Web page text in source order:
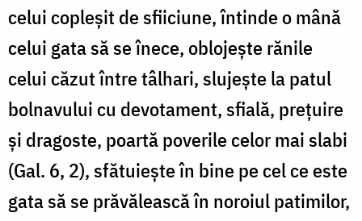
celui copleșit de sfiiciune, întinde o mână
celui gata să se înece, oblojește rănile
celui căzut între tâlhari, slujește la patul
bolnavului cu devotament, sfială, prețuire
și dragoste, poartă poverile celor mai slabi
(Gal. 6, 2), sfătuiește în bine pe cel ce este
gata să se prăvălească în noroiul patimilor,